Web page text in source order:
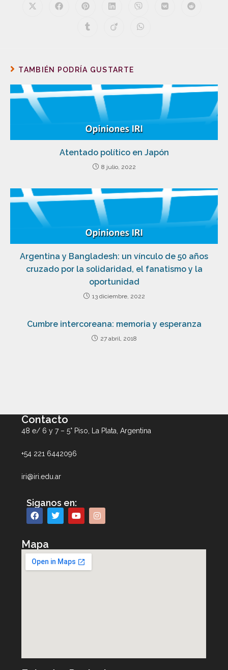
TAMBIÉN PODRÍA GUSTARTE
Atentado político en Japón
8 julio, 2022
Argentina y Bangladesh: un vínculo de 50 años
cruzado por la solidaridad, el fanatismo y la
oportunidad
13 diciembre, 2022
Cumbre intercoreana: memoria y esperanza
27 abril, 2018
Contacto
48 e/ 6 y 7 – 5° Piso, La Plata, Argentina
+54 221 6442096
iri@iri.edu.ar
Siganos en:
Mapa